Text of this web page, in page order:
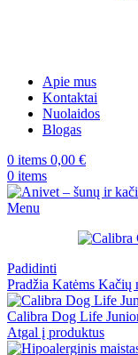
Apie mus
Kontaktai
Nuolaidos
Blogas
0 items 0,00 €
0 items
Menu
Padidinti
Pradžia Katėms Kačių
Calibra Dog Life
Atgal į produktus